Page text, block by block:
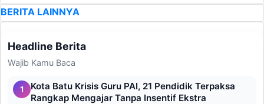
BERITA LAINNYA
Headline Berita
Wajib Kamu Baca
1
Kota Batu Krisis Guru PAI, 21 Pendidik Terpaksa
Rangkap Mengajar Tanpa Insentif Ekstra